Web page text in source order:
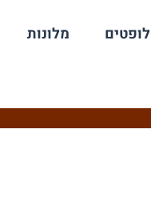
לופטים מלונות